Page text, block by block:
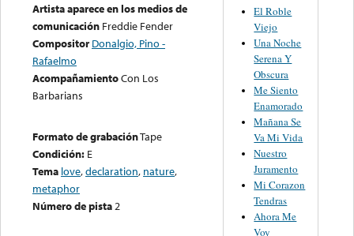
Artista aparece en los medios de
comunicación Freddie Fender
Compositor Donalgio, Pino -
Rafaelmo
AcompañamientoCon Los
Barbarians
Formato de grabaciónTape
Condición: E
Tema love,declaration, nature,
metaphor
Número de pista2
El Roble
Viejo
Una Noche
Serena Y
Obscura
Me Siento
Enamorado
Mañana Se
Va Mi Vida
Nuestro
Juramento
Mi Corazon
Tendras
Ahora Me
Voy